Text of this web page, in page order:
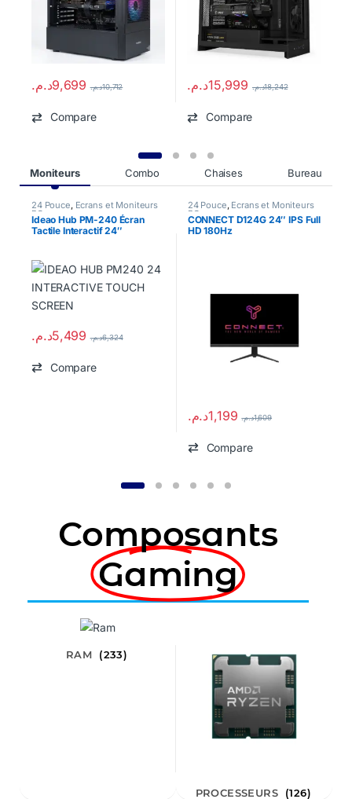
9,699د.م. 10,712د.م.
Compare
15,999د.م. 18,242د.م.
Compare
Product Carousel Tabs
Moniteurs Combo Chaises Bureau
24 Pouce, Écrans et Moniteurs
PC marques
Ideao Hub PM-240 Écran
Tactile Interactif 24″
5,499د.م. 6,324د.م.
Compare
24 Pouce, Écrans et Moniteurs
PC, marques
CONNECT D124G 24″ IPS Full
HD 180Hz
1,199د.م. 1,609د.م.
Compare
Composants
Gaming
RAM (233)
PROCESSEURS (126)